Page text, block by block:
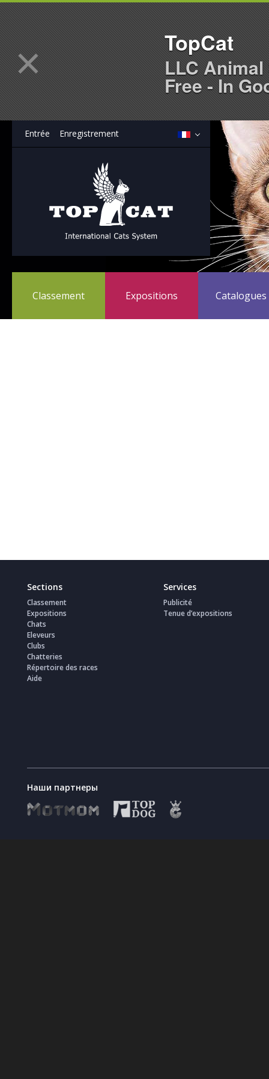
Entrée Enregistrement
Classement Expositions Catalogues
Sections
Classement
Expositions
Chats
Eleveurs
Clubs
Chatteries
Répertoire des races
Aide
Services
Publicité
Tenue d’expositions
Наши партнеры
× TopCat
LLC
Free - In